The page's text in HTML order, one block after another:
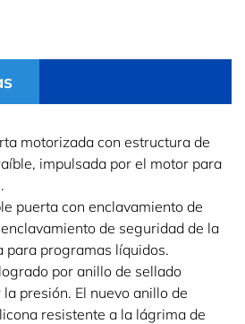
motorizada con estructura de
impulsada por el motor para
puerta con enclavamiento de
de seguridad de la
para programas líquidos.
por anillo de sellado
presión. El nuevo anillo de
resistente a la lágrima de